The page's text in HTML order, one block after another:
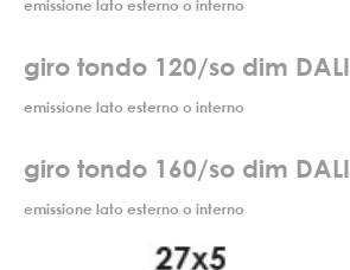
emissione lato esterno o interno
giro tondo 120/so dim DALI
emissione lato esterno o interno
giro tondo 160/so dim DALI
emissione lato esterno o interno